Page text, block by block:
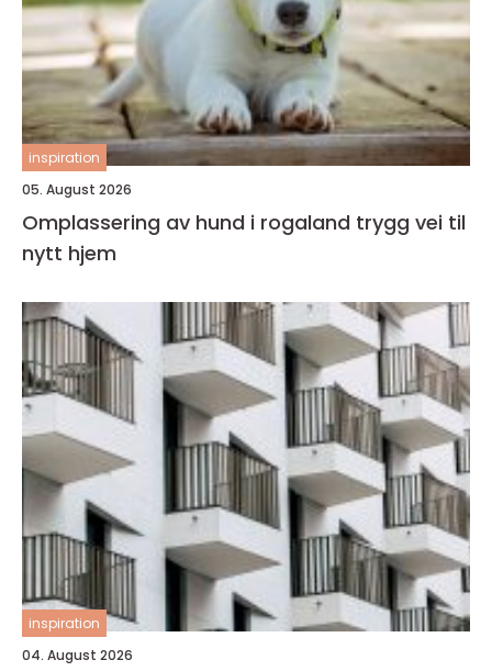
inspiration
05. August 2026
Omplassering av hund i rogaland trygg vei til
nytt hjem
inspiration
04. August 2026